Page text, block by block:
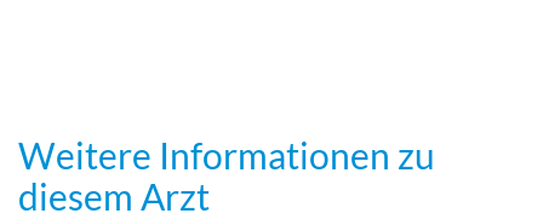
Weitere Informationen zu
diesem Arzt